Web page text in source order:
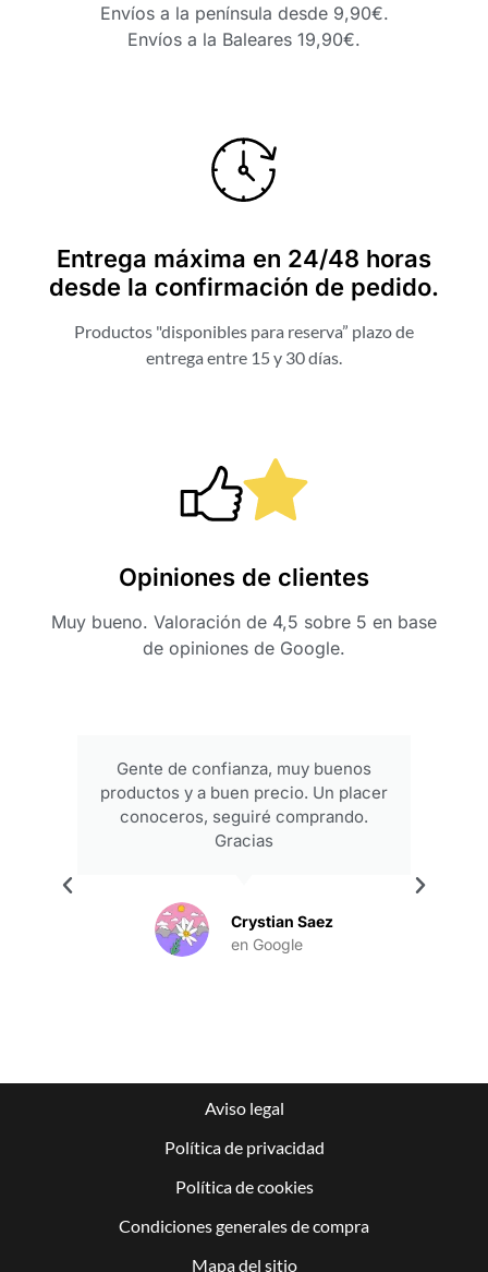
Envíos a la península desde 9,90€.
Envíos a la Baleares 19,90€.
Entrega máxima en 24/48 horas
desde la confirmación de pedido.
Productos "disponibles para reserva” plazo de
entrega entre 15 y 30 días.
Opiniones de clientes
Muy bueno. Valoración de 4,5 sobre 5 en base
de opiniones de Google.
Gente de confianza, muy buenos
productos y a buen precio. Un placer
conoceros, seguiré comprando.
Gracias
Crystian Saez
en Google
Aviso legal
Política de privacidad
Política de cookies
Condiciones generales de compra
Mapa del sitio